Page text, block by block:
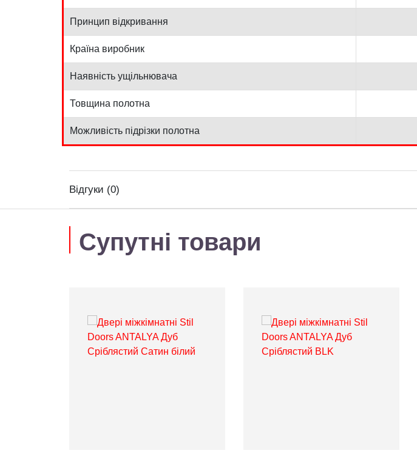
Принцип відкривання
Країна виробник
Наявність ущільнювача
Товщина полотна
Можливість підрізки полотна
Відгуки (0)
Супутні товари